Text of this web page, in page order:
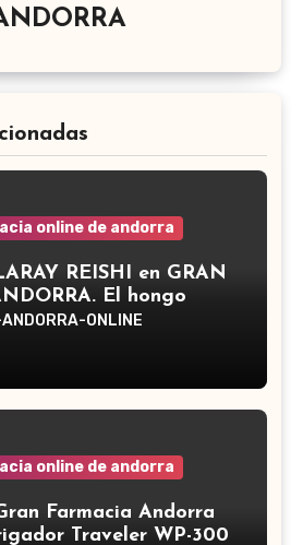
online de andorra
REISHI en GRAN
El hongo
científico es
es un hongo
tradicional asiática
ONLINE
online de andorra
Farmacia Andorra
Traveler WP-300